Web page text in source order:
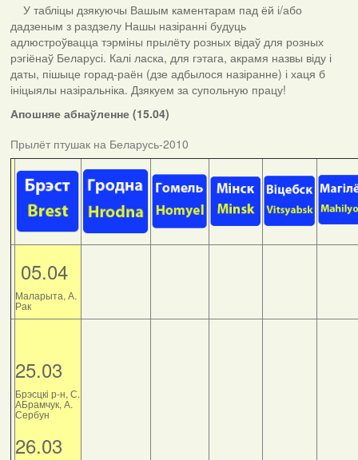
У табліцы дзякуючы Вашым каментарам пад ёй і/або
дадзеным з раздзелу Нашы назіранні будуць
адлюстроўвацца тэрміны прылёту розных відаў для розных
рэгіёнаў Беларусі. Калі ласка, для гэтага, акрамя назвы віду і
даты, пішыце горад-раён (дзе адбылося назіранне) і хаця б
ініцыялы назіральніка. Дзякуем за супольную працу!
Апошняе абнаўленне (15.04)
Прылёт птушак на Беларусь-2010
05.04
Маларыта, А.
Рак
25.03
Брэсцкі р-н, С.
АБрамчук, А.
Сербун
26.03